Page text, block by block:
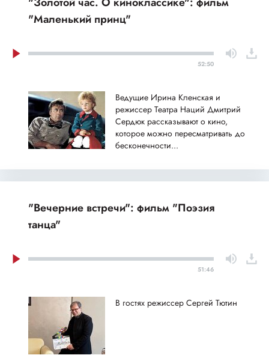
"Маленький принц"
52:50
Ведущие Ирина Кленская и
режиссер Театра Наций Дмитрий
Сердюк рассказывают о кино,
которое можно пересматривать до
бесконечности...
"Вечерние встречи": фильм "Поэзия
танца"
51:46
В гостях режиссер Сергей Тютин